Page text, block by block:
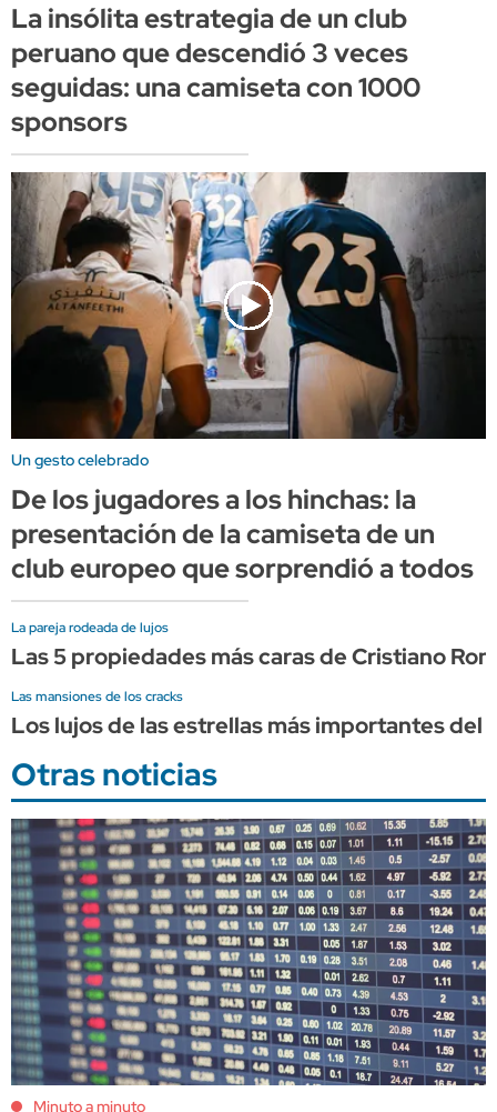
La insólita estrategia de un club
peruano que descendió 3 veces
seguidas: una camiseta con 1000
sponsors
Un gesto celebrado
De los jugadores a los hinchas: la
presentación de la camiseta de un
club europeo que sorprendió a todos
La pareja rodeada de lujos
Las 5 propiedades más caras de Cristiano
Las mansiones de los cracks
Los lujos de las estrellas más importantes del
Otras noticias
Minuto a minuto